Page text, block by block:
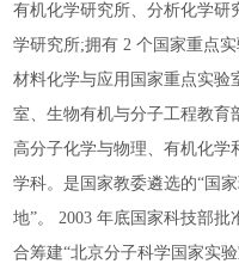
有机化学研究所、分析化学研
学研究所;拥有 2 个国家重点
材料化学与应用国家重点实验
室、生物有机与分子工程教育
高分子化学与物理、有机化学
学科。是国家教委遴选的“国
地”。 2003 年底国家科技部
合筹建“北京分子科学国家实